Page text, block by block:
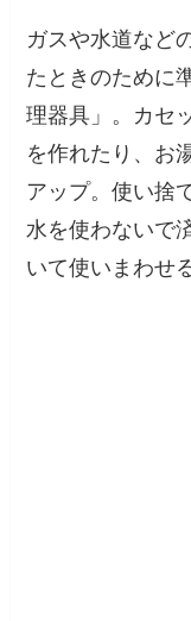
ガスや水道など
たときのために
理器具」。カセ
を作れたり、お
アップ。使い捨
水を使わないで
いて使いまわせ